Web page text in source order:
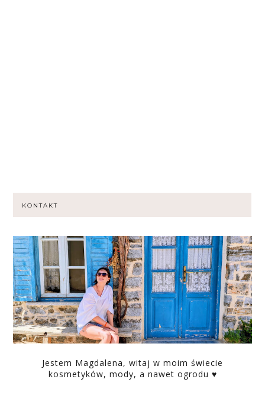
KONTAKT
Jestem Magdalena, witaj w moim świecie
kosmetyków, mody, a nawet ogrodu ♥